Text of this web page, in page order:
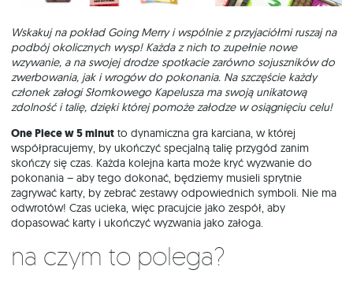
Wskakuj na pokład Going Merry i wspólnie z przyjaciółmi ruszaj na
podbój okolicznych wysp! Każda z nich to zupełnie nowe
wzywanie, a na swojej drodze spotkacie zarówno sojuszników do
zwerbowania, jak i wrogów do pokonania. Na szczęście każdy
członek załogi Słomkowego Kapelusza ma swoją unikatową
zdolność i talię, dzięki której pomoże załodze w osiągnięciu celu!
One Piece w 5 minut to dynamiczna gra karciana, w której
współpracujemy, by ukończyć specjalną talię przygód zanim
skończy się czas. Każda kolejna karta może kryć wyzwanie do
pokonania – aby tego dokonać, będziemy musieli sprytnie
zagrywać karty, by zebrać zestawy odpowiednich symboli. Nie ma
odwrotów! Czas ucieka, więc pracujcie jako zespół, aby
dopasować karty i ukończyć wyzwania jako załoga.
Na czym to polega?